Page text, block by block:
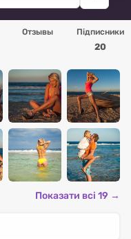
Отзывы Підписники
20
Показати всі 19 →